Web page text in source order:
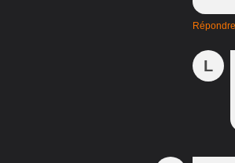
Répondre
L